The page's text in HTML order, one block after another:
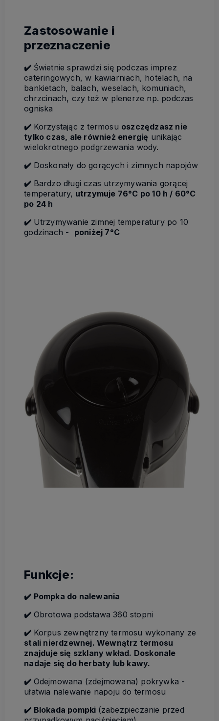
Zastosowanie i
przeznaczenie
✔️ Świetnie sprawdzi się podczas imprez
cateringowych, w kawiarniach, hotelach, na
bankietach, balach, weselach, komuniach,
chrzcinach, czy też w plenerze np. podczas
ogniska
✔️ Korzystając z termosu oszczędzasz nie
tylko czas, ale również energię unikając
wielokrotnego podgrzewania wody.
✔️ Doskonały do gorących i zimnych napojów
✔️ Bardzo długi czas utrzymywania gorącej
temperatury, utrzymuje 76°C po 10 h / 60°C
po 24 h
✔️ Utrzymywanie zimnej temperatury po 10
godzinach - poniżej 7°C
Funkcje:
✔️ Pompka do nalewania
✔️ Obrotowa podstawa 360 stopni
✔️ Korpus zewnętrzny termosu wykonany ze
stali nierdzewnej. Wewnątrz termosu
znajduje się szklany wkład. Doskonale
nadaje się do herbaty lub kawy.
✔️ Odejmowana (zdejmowana) pokrywka -
ułatwia nalewanie napoju do termosu
✔️ Blokada pompki (zabezpieczanie przed